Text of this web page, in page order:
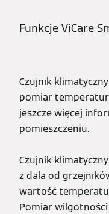
Funkcje ViCare
Czujnik
pomiar
jeszcze więcej
pomieszczeniu.
Czujnik
z dala od
wartość
Pomiar